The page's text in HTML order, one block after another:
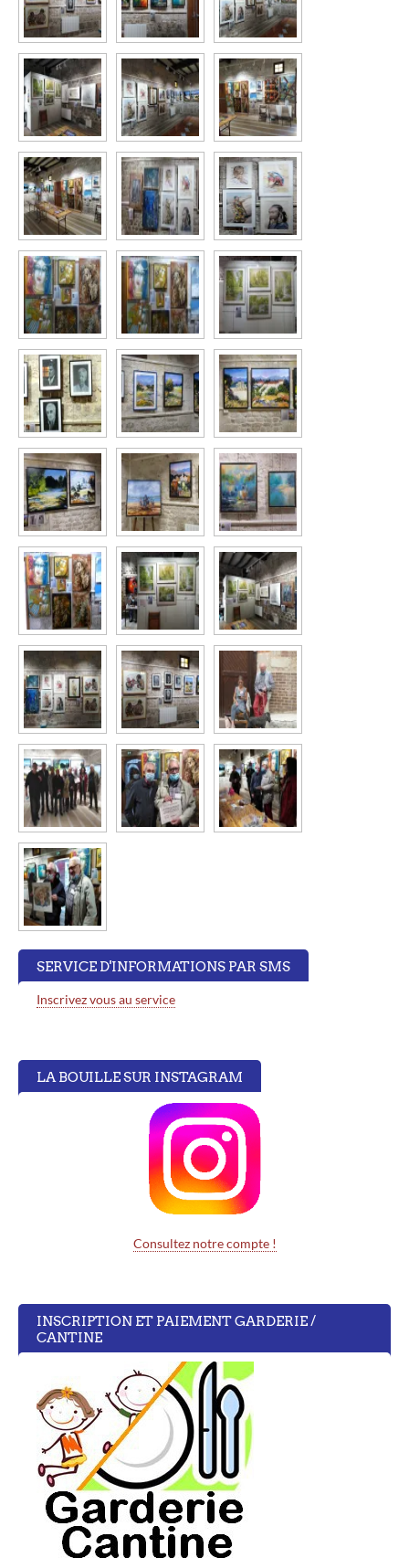
SERVICE D'INFORMATIONS PAR SMS
Inscrivez vous au service
LA BOUILLE SUR INSTAGRAM
Consultez notre compte !
INSCRIPTION ET PAIEMENT GARDERIE /
CANTINE